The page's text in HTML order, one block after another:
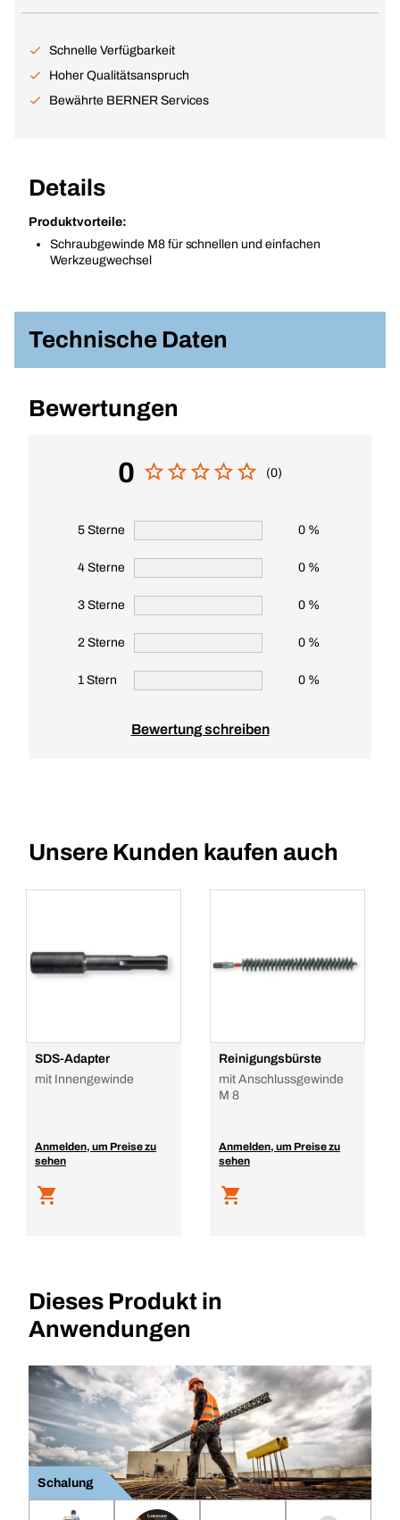
Schnelle Verfügbarkeit
Hoher Qualitätsanspruch
Bewährte BERNER Services
Details
Produktvorteile:
Schraubgewinde M8 für schnellen und einfachen
Werkzeugwechsel
Technische Daten
Bewertungen
0 (0)
5 Sterne 0 %
4 Sterne 0 %
3 Sterne 0 %
2 Sterne 0 %
1 Stern 0 %
Bewertung schreiben
Unsere Kunden kaufen auch
SDS-Adapter
mit Innengewinde
Anmelden, um Preise zu
sehen
Reinigungsbürste
mit Anschlussgewinde
M 8
Anmelden, um Preise zu
sehen
Dieses Produkt in
Anwendungen
Schalung